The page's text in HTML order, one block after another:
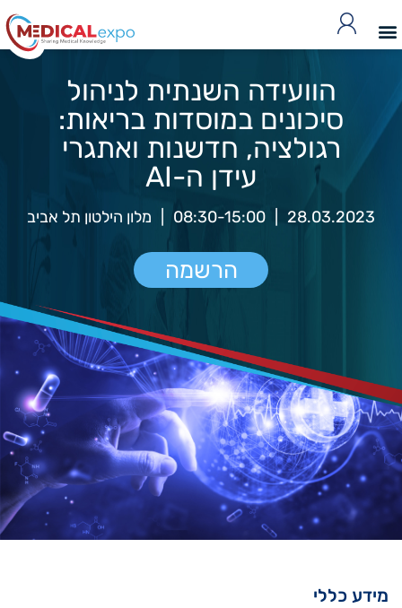
הוועידה השנתית לניהול
סיכונים במוסדות בריאות:
רגולציה, חדשנות ואתגרי
עידן ה-AI
28.03.2023
08:30-15:00 מלון הילטון תל אביב
הרשמה
מידע כללי